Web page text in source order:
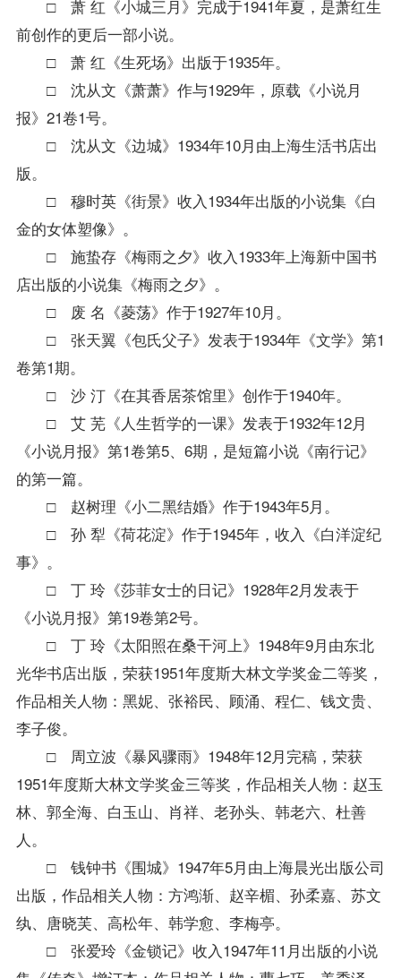
□ 萧 红《小城三月》完成于1941年夏，是萧红生
前创作的更后一部小说。
□ 萧 红《生死场》出版于1935年。
□ 沈从文《萧萧》作与1929年，原载《小说月
报》21卷1号。
□ 沈从文《边城》1934年10月由上海生活书店出
版。
□ 穆时英《街景》收入1934年出版的小说集《白
金的女体塑像》。
□ 施蛰存《梅雨之夕》收入1933年上海新中国书
店出版的小说集《梅雨之夕》。
□ 废 名《菱荡》作于1927年10月。
□ 张天翼《包氏父子》发表于1934年《文学》第1
卷第1期。
□ 沙 汀《在其香居茶馆里》创作于1940年。
□ 艾 芜《人生哲学的一课》发表于1932年12月
《小说月报》第1卷第5、6期，是短篇小说《南行记》
的第一篇。
□ 赵树理《小二黑结婚》作于1943年5月。
□ 孙 犁《荷花淀》作于1945年，收入《白洋淀纪
事》。
□ 丁 玲《莎菲女士的日记》1928年2月发表于
《小说月报》第19卷第2号。
□ 丁 玲《太阳照在桑干河上》1948年9月由东北
光华书店出版，荣获1951年度斯大林文学奖金二等奖，
作品相关人物：黑妮、张裕民、顾涌、程仁、钱文贵、
李子俊。
□ 周立波《暴风骤雨》1948年12月完稿，荣获
1951年度斯大林文学奖金三等奖，作品相关人物：赵玉
林、郭全海、白玉山、肖祥、老孙头、韩老六、杜善
人。
□ 钱钟书《围城》1947年5月由上海晨光出版公司
出版，作品相关人物：方鸿渐、赵辛楣、孙柔嘉、苏文
纨、唐晓芙、高松年、韩学愈、李梅亭。
□ 张爱玲《金锁记》收入1947年11月出版的小说